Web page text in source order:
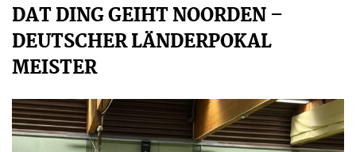
DAT DING GEIHT NOORDEN –
DEUTSCHER LÄNDERPOKAL
MEISTER